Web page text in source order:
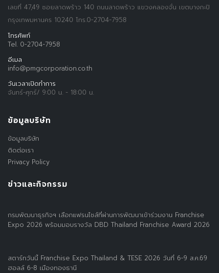
Search
for:
เลขที่ 47,49 ซอยลาดพร้าว 140 ถนนลาดพร้าว แขวงคลองจั่น เขตบางกะปิ
กรุงเทพมหานคร 10240 โทร.0-2704-7958
โทรศัพท์
Tel. 0-2704-7958
อีเมล
info@pmgcorporation.co.th
วันเวลาเปิดทำการ
จันทร์-ศุกร์/ 9:00 น. - 18:00 น.
ข้อมูลบริษัท
ข้อมูลบริษัท
ติดต่อเรา
Privacy Policy
ข่าวและกิจกรรม
กรมพัฒนาธุรกิจฯ เลือกแฟรนไชส์ที่ผ่านการพัฒนาเข้าร่วมงาน Franchise
Expo 2026 พร้อมมอบรางวัล DBD Thailand Franchise Award 2026
สตาร์ทวันนี้ Franchise Expo Thailand & TESE 2026 วันที่ 6-9 ส.ค.69
ฮอลล์ 6-8 เมืองทองธานี